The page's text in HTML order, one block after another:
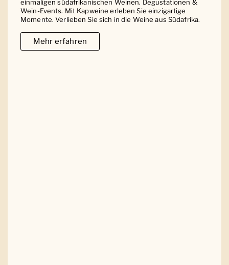
einmaligen südafrikanischen Weinen. Degustationen &
Wein-Events. Mit Kapweine erleben Sie einzigartige
Momente. Verlieben Sie sich in die Weine aus Südafrika.
Mehr erfahren